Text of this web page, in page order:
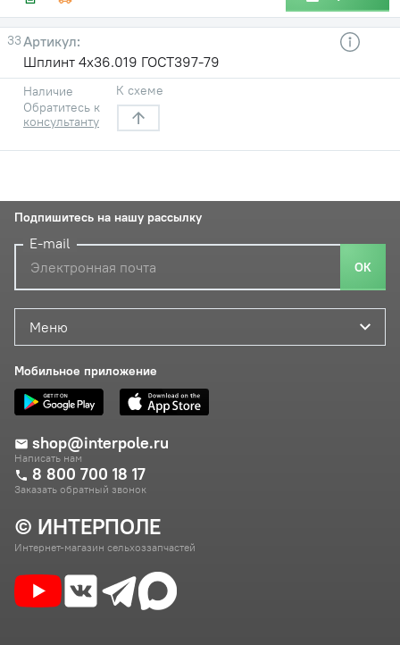
33
Шплинт 4х36.019 ГОСТ397-79
Наличие
Обратитесь к
консультанту
К схеме
© ИНТЕРПОЛЕ
Интернет-магазин сельхоззапчастей
Меню
Мобильное приложение
shop@interpole.ru
Написать нам
8 800 700 18 17
Заказать обратный звонок
Подпишитесь на нашу рассылку
E-mail
ОК